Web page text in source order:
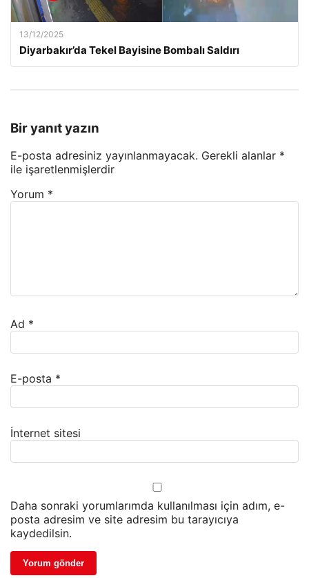
13/12/2025
Diyarbakır’da Tekel Bayisine Bombalı Saldırı
Bir yanıt yazın
E-posta adresiniz yayınlanmayacak. Gerekli alanlar *
ile işaretlenmişlerdir
Yorum *
Ad *
E-posta *
İnternet sitesi
Daha sonraki yorumlarımda kullanılması için adım, e-
posta adresim ve site adresim bu tarayıcıya
kaydedilsin.